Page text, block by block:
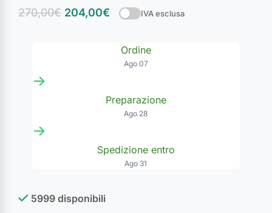
270,00€ 204,00€ IVA esclusa
Ordine
Ago 07
→
Preparazione
Ago 28
→
Spedizione entro
Ago 31
5999 disponibili